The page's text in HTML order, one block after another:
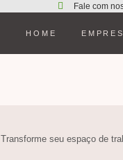
Fale com
HOME
Transforme seu espaço de